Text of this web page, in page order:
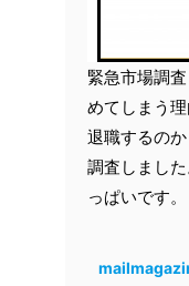
緊急市場調
めてしまう
退職するの
調査しまし
っぱいです。